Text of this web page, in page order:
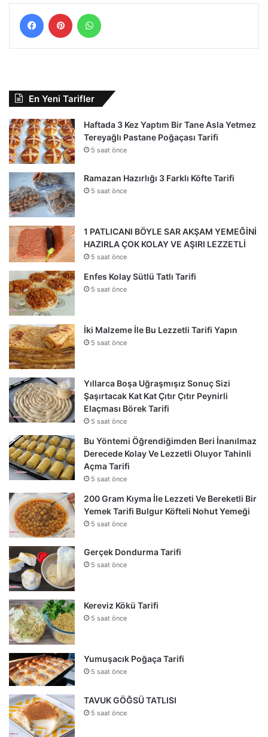
FacebookPinterest
En Yeni Tarifler
Haftada 3 Kez Yaptım Bir Tane Asla Yetmez
Tereyağlı Pastane Poğaçası Tarifi
5 saat önce
Ramazan Hazırlığı 3 Farklı Köfte Tarifi
5 saat önce
1 PATLICANI BÖYLE SAR AKŞAM YEMEĞİNİ
HAZIRLA ÇOK KOLAY VE AŞIRI LEZZETLİ
5 saat önce
Enfes Kolay Sütlü Tatlı Tarifi
5 saat önce
İki Malzeme İle Bu Lezzetli Tarifi Yapın
5 saat önce
Yıllarca Boşa Uğraşmışız Sonuç Sizi
Şaşırtacak Kat Kat Çıtır Çıtır Peynirli
Elaçması Börek Tarifi
5 saat önce
Bu Yöntemi Öğrendiğimden Beri İnanılmaz
Derecede Kolay Ve Lezzetli Oluyor Tahinli
Açma Tarifi
5 saat önce
200 Gram Kıyma İle Lezzeti Ve Bereketli Bir
Yemek Tarifi Bulgur Köfteli Nohut Yemeği
5 saat önce
Gerçek Dondurma Tarifi
5 saat önce
Kereviz Kökü Tarifi
5 saat önce
Yumuşacık Poğaça Tarifi
5 saat önce
TAVUK GÖĞSÜ TATLISI
5 saat önce